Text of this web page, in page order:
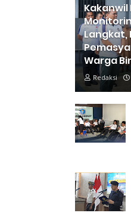
Langkat,
Warga
Redaksi